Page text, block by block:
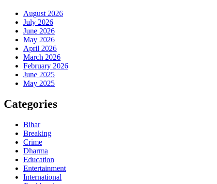
August 2026
July 2026
June 2026
May 2026
April 2026
March 2026
February 2026
June 2025
May 2025
Categories
Bihar
Breaking
Crime
Dharma
Education
Entertainment
International